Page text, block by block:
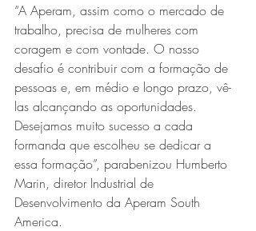
“A Aperam, assim como o mercado de
trabalho, precisa de mulheres com
coragem e com vontade. O nosso
desafio é contribuir com a formação de
pessoas e, em médio e longo prazo, vê-
las alcançando as oportunidades.
Desejamos muito sucesso a cada
formanda que escolheu se dedicar a
essa formação”, parabenizou Humberto
Marin, diretor Industrial de
Desenvolvimento da Aperam South
America.